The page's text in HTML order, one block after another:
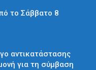
το Σάββατο 8
αντικατάστασης
για τη σύμβαση